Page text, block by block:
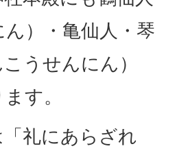
ん）・亀仙人・琴
うせんにん）
す。
「礼にあらざれ